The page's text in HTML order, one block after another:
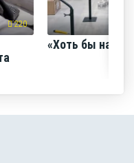
220
«Хоть бы наш